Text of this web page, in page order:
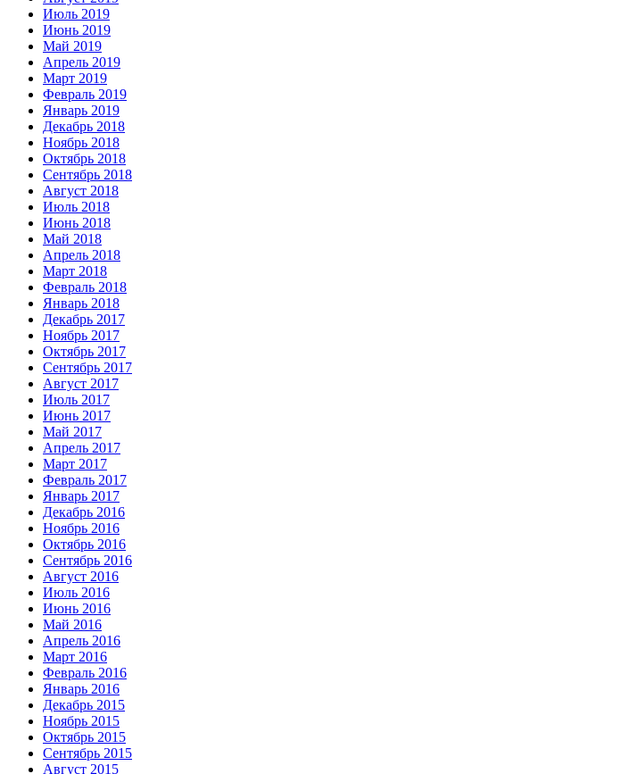
Июль 2019
Июнь 2019
Май 2019
Апрель 2019
Март 2019
Февраль 2019
Январь 2019
Декабрь 2018
Ноябрь 2018
Октябрь 2018
Сентябрь 2018
Август 2018
Июль 2018
Июнь 2018
Май 2018
Апрель 2018
Март 2018
Февраль 2018
Январь 2018
Декабрь 2017
Ноябрь 2017
Октябрь 2017
Сентябрь 2017
Август 2017
Июль 2017
Июнь 2017
Май 2017
Апрель 2017
Март 2017
Февраль 2017
Январь 2017
Декабрь 2016
Ноябрь 2016
Октябрь 2016
Сентябрь 2016
Август 2016
Июль 2016
Июнь 2016
Май 2016
Апрель 2016
Март 2016
Февраль 2016
Январь 2016
Декабрь 2015
Ноябрь 2015
Октябрь 2015
Сентябрь 2015
Август 2015